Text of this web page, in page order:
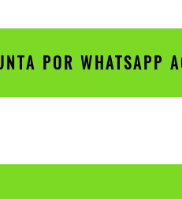
POR WHATSAPP